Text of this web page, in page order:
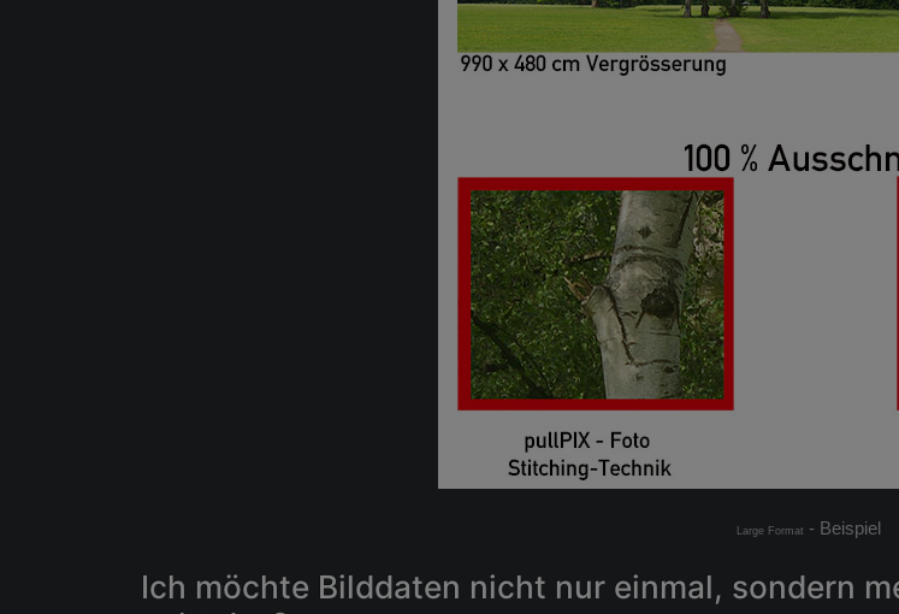
Large Format - Beispiel
Ich möchte Bilddaten nicht nur einmal, sondern